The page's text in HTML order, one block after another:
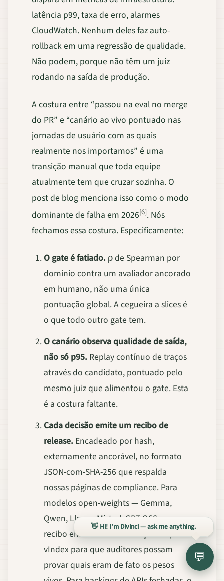
latência p99, taxa de erro, alarmes
CloudWatch. Nenhum deles faz auto-
rollback em uma regressão de qualidade.
Não podem, porque não têm um juiz
rodando na saída de produção.
A costura entre “passou na eval no merge
do PR” e “canário ao vivo pontuado nas
jornadas de usuário com as quais
realmente nos importamos” é uma
transição manual que toda equipe
atualmente tem que cruzar sozinha. O
post de blog menciona isso como o modo
dominante de falha em 2026[6]. Nós
fechamos essa costura. Especificamente:
O gate é fatiado. ρ de Spearman por
domínio contra um avaliador ancorado
em humano, não uma única
pontuação global. A cegueira a slices é
o que todo outro gate tem.
O canário observa qualidade de saída,
não só p95. Replay contínuo de traços
através do candidato, pontuado pelo
mesmo juiz que alimentou o gate. Esta
é a costura faltante.
Cada decisão emite um recibo de
release. Encadeado por hash,
externamente ancorável, no formato
JSON-com-SHA-256 que respalda
nossas páginas de compliance. Para
modelos open-weights — Gemma,
Qwen, Llama, Mistral, GPT-OSS — o
recibo embute uma atestação de pesos
vIndex para que auditores possam
provar quais eram de fato os pesos
💬
👋 Hi! I'm Divinci — ask me anything.